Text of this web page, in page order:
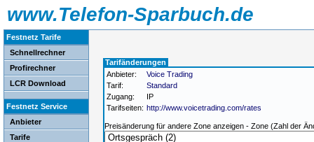
www.Telefon-Sparbuch.de
Festnetz Tarife
Schnellrechner
Profirechner
LCR Download
Festnetz Service
Anbieter
Tarife
Tarifänderungen
Anbieter:
Voice Trading
Tarif:
Standard
Zugang:
IP
Tarifseiten: http://www.voicetrading.com/rates
Preisänderung für andere Zone anzeigen - Zone (Zahl der